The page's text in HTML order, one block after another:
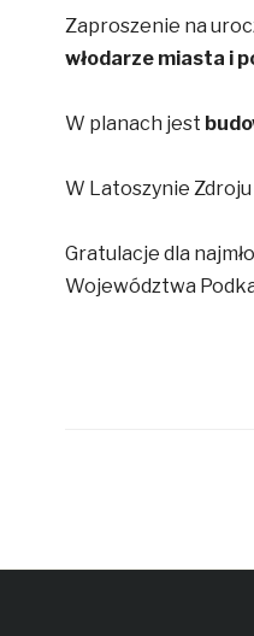
Zaproszenie na
włodarze miasta i
W planach jest
W Latoszynie
Gratulacje dla
Województwa